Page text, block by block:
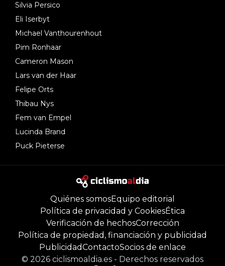
Silvia Persico
Eli Iserbyt
Michael Vanthourenhout
Pim Ronhaar
Cameron Mason
Lars van der Haar
Felipe Orts
Thibau Nys
Fem van Empel
Lucinda Brand
Puck Pieterse
Quiénes somosEquipo editorial
Política de privacidad y CookiesÉtica
Verificación de hechosCorrección
Política de propiedad, financiación y publicidad
PublicidadContactoSocios de enlace
© 2026 ciclismoaldia.es - Derechos reservados